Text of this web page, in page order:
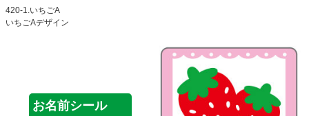
よくある質問
420-1.いちごA
いちごAデザイン
お名前シール